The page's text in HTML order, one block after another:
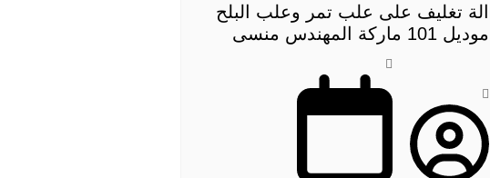
الة تغليف على علب تمر وعلب البلح
موديل 101 ماركة المهندس منسى